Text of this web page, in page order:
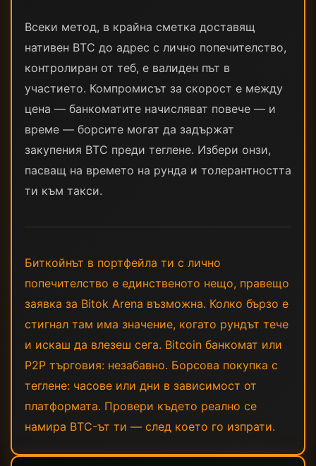
Всеки метод, в крайна сметка доставящ
нативен BTC до адрес с лично попечителство,
контролиран от теб, е валиден път в
участието. Компромисът за скорост е между
цена — банкоматите начисляват повече — и
времe — борсите могат да задържат
закупения BTC преди теглене. Избери онзи,
пасващ на времето на рунда и толерантността
ти към такси.
Биткойнът в портфейла ти с лично
попечителство е единственото нещо, правещо
заявка за Bitok Arena възможна. Колко бързо е
стигнал там има значение, когато рундът тече
и искаш да влезеш сега. Bitcoin банкомат или
P2P търговия: незабавно. Борсова покупка с
теглене: часове или дни в зависимост от
платформата. Провери където реално се
намира BTC-ът ти — след което го изпрати.